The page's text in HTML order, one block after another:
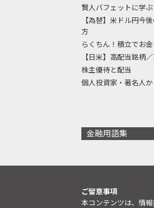
賢人バフェットに学ぶ
【為替】米ドル円今
方
らくちん！積立でお
【日米】高配当銘柄
株主優待と配当
個人投資家・著名人
金融用語集
ご留意事項
本コンテンツは、情報